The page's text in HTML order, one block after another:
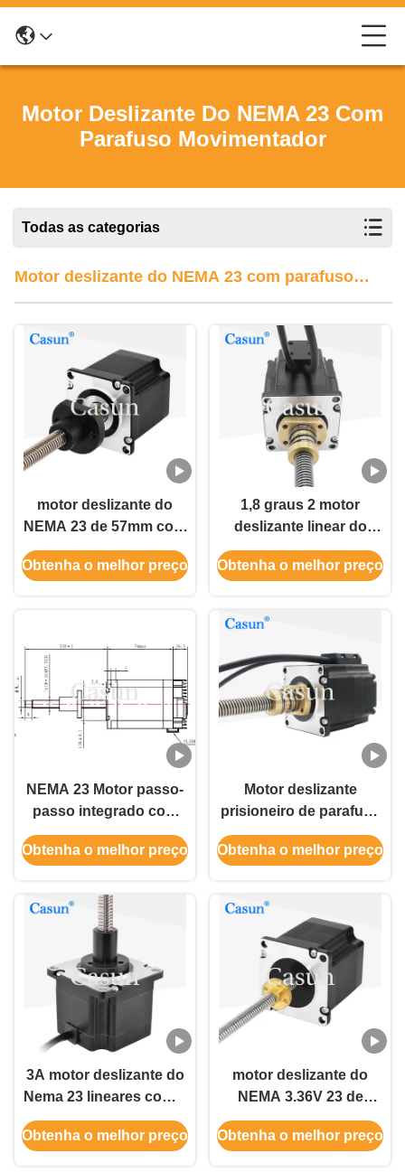
Motor Deslizante Do NEMA 23 Com
Parafuso Movimentador
Todas as categorias
Motor deslizante do NEMA 23 com parafuso
movimentador
motor deslizante do
NEMA 23 de 57mm com
o motor deslizante
prisioneiro 2.8A 1N.M
Obtenha o melhor preço
1,8 graus 2 motor
deslizante linear do
NEMA 23 da fase com
codificador 57*57*45mm
Obtenha o melhor preço
NEMA 23 Motor passo-
passo integrado com
parafuso de chumbo
externo 2N.M Motor
integrado
Obtenha o melhor preço
Motor deslizante
prisioneiro de parafuso
movimentador do
NEMA 23 com
Obtenha o melhor preço
3A motor deslizante do
Nema 23 lineares com 4
fase do cativo 2 do
parafuso movimentador
Obtenha o melhor preço
motor deslizante do
NEMA 3.36V 23 de
57x57x54mm com o
parafuso movimentador
Obtenha o melhor preço